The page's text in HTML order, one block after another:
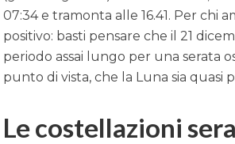
07:34 e tramonta alle 16.41. Per
positivo: basti pensare che il 21
periodo assai lungo per una serata
punto di vista, che la Luna sia quasi
Le costellazioni